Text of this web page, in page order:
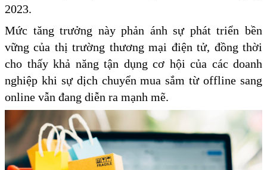
2023.
Mức tăng trưởng này phản ánh sự phát triển bền
vững của thị trường thương mại điện tử, đồng thời
cho thấy khả năng tận dụng cơ hội của các doanh
nghiệp khi sự dịch chuyển mua sắm từ offline sang
online vẫn đang diễn ra mạnh mẽ.